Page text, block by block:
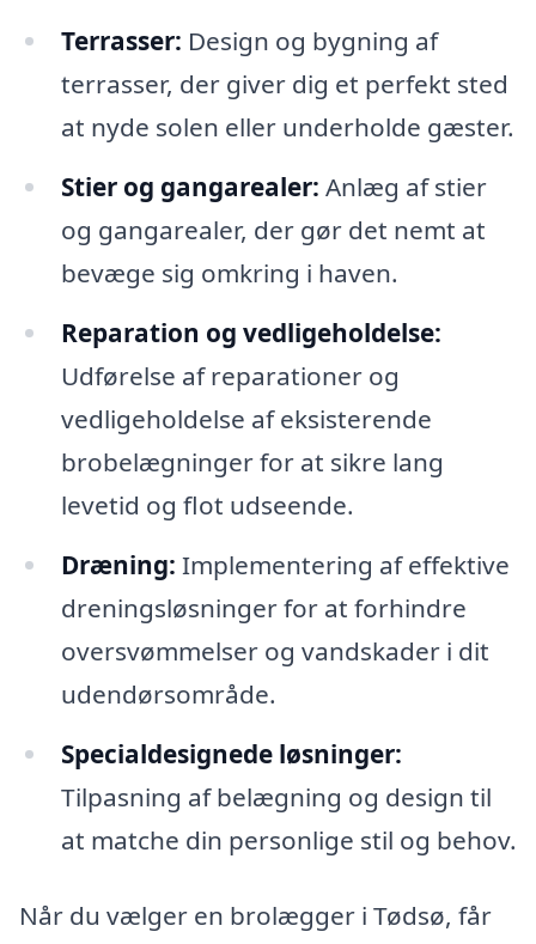
Terrasser: Design og bygning af
terrasser, der giver dig et perfekt sted
at nyde solen eller underholde gæster.
Stier og gangarealer: Anlæg af stier
og gangarealer, der gør det nemt at
bevæge sig omkring i haven.
Reparation og vedligeholdelse:
Udførelse af reparationer og
vedligeholdelse af eksisterende
brobelægninger for at sikre lang
levetid og flot udseende.
Dræning: Implementering af effektive
dreningsløsninger for at forhindre
oversvømmelser og vandskader i dit
udendørsområde.
Specialdesignede løsninger:
Tilpasning af belægning og design til
at matche din personlige stil og behov.
Når du vælger en brolægger i Tødsø, får